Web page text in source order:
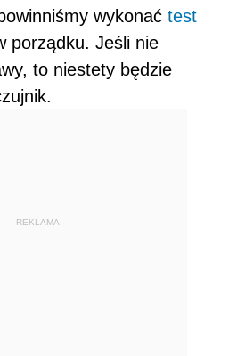
wykonać test
porządku. Jeśli nie
to niestety będzie
REKLAMA